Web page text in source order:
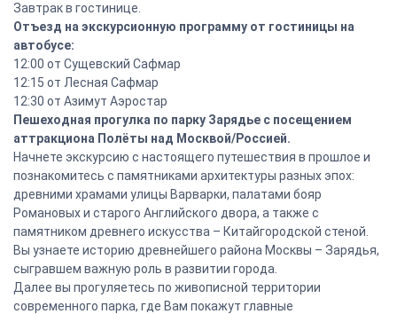
Завтрак в гостинице.
Отъезд на экскурсионную программу от гостиницы на
автобусе:
12:00 от Сущевский Сафмар
12:15 от Лесная Сафмар
12:30 от Азимут Аэростар
Пешеходная прогулка по парку Зарядье с посещением
аттракциона Полёты над Москвой/Россией.
Начнете экскурсию с настоящего путешествия в прошлое и
познакомитесь с памятниками архитектуры разных эпох:
древними храмами улицы Варварки, палатами бояр
Романовых и старого Английского двора, а также с
памятником древнего искусства – Китайгородской стеной.
Вы узнаете историю древнейшего района Москвы – Зарядья,
сыгравшем важную роль в развитии города.
Далее вы прогуляетесь по живописной территории
современного парка, где Вам покажут главные